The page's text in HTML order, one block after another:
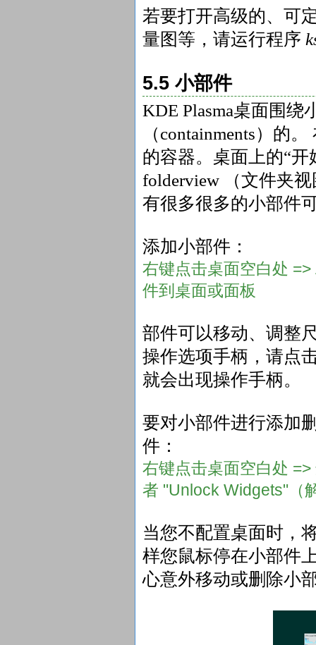
若要打开高级的、可
量图等，请运行程序
5.5 小部件
KDE Plasma桌面围绕
（containments）的
的容器。桌面上的“
folderview （文件夹
有很多很多的小部件
添加小部件：
右键点击桌面空白处
件到桌面或面板
部件可以移动、调整
操作选项手柄，请点
就会出现操作手柄。
要对小部件进行添加
件：
右键点击桌面空白处
者 "Unlock Widgets"（
当您不配置桌面时，
样您鼠标停在小部件
心意外移动或删除小